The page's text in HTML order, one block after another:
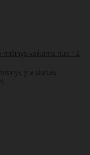
mišinys vaikams nuo 12
yra skirtas